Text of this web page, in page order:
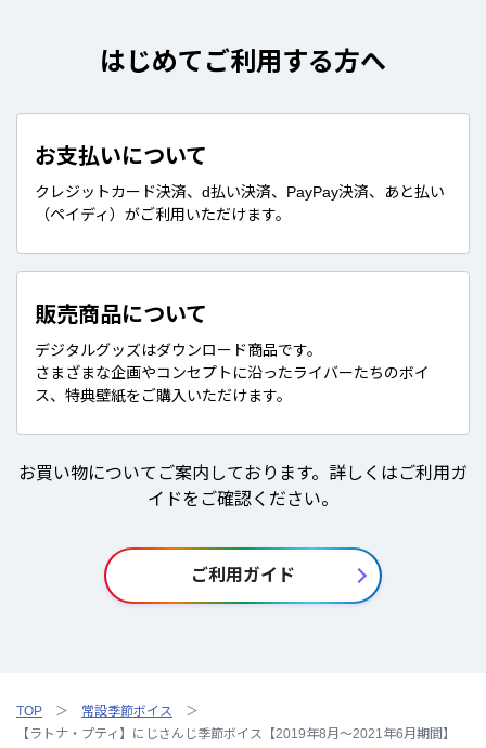
はじめてご利用する方へ
お支払いについて
クレジットカード決済、d払い決済、PayPay決済、あと払い
（ペイディ）がご利用いただけます。
販売商品について
デジタルグッズはダウンロード商品です。
さまざまな企画やコンセプトに沿ったライバーたちのボイ
ス、特典壁紙をご購入いただけます。
お買い物についてご案内しております。詳しくはご利用ガ
イドをご確認ください。
ご利用ガイド
TOP
常設季節ボイス
【ラトナ・プティ】にじさんじ季節ボイス【2019年8月～2021年6月期間】